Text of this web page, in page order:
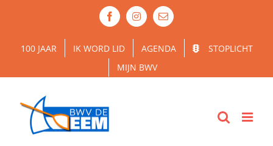
inhoud
FacebookInstagram
E-
mail
100 JAAR IK WORD LID AGENDA
STOPLICHT
MIJN BWV